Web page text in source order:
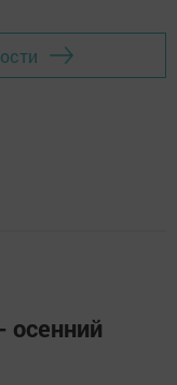
осенний